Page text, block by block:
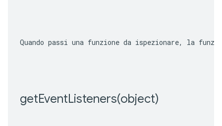
Quando passi una funzione da ispezionare, la
getEventListeners(object)